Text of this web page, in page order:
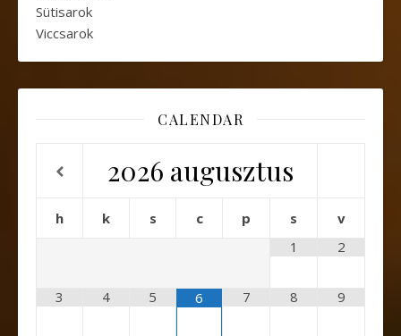
Sütisarok
Viccsarok
CALENDAR
2026 augusztus
h k s c p s
v
1
2
3 4 5 6 7 8 9